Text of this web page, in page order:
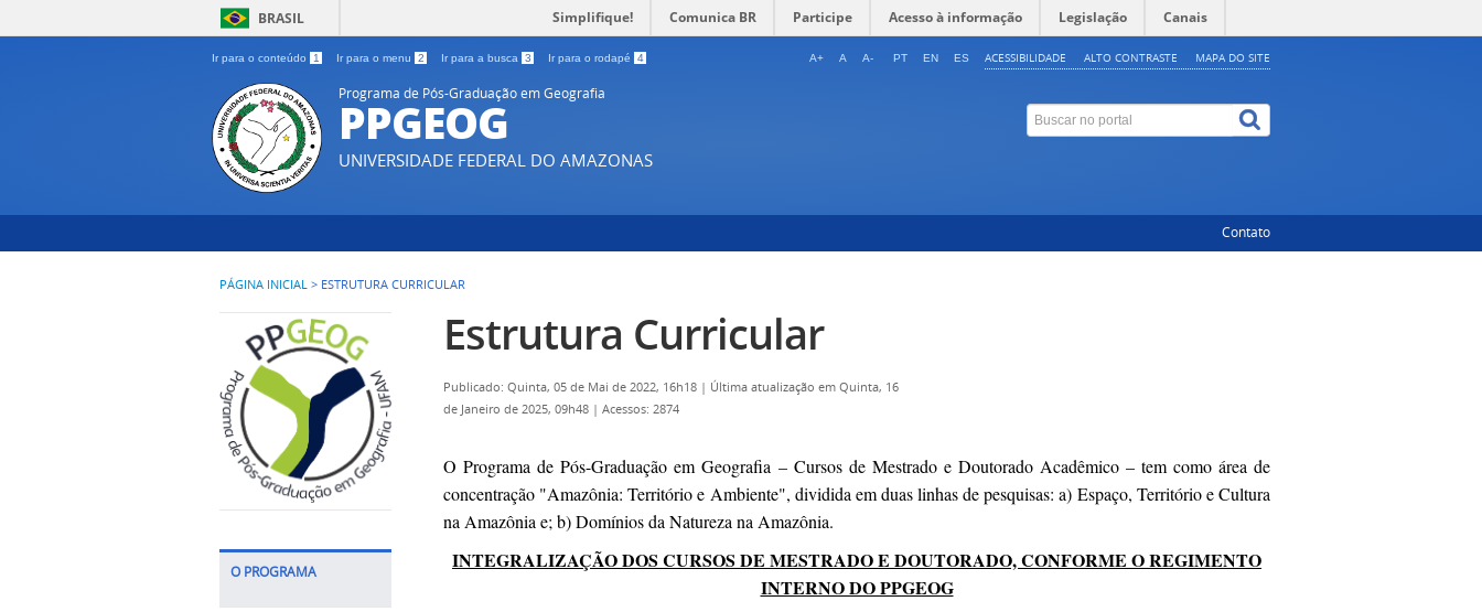
BRASIL Simplifique! Comunica BR Participe Acesso à informação Legislação Canais
Ir para o conteúdo 1 Ir para o menu 2 Ir para a busca 3 Ir para o rodapé 4 ACESSIBILIDADE ALTO CONTRASTE MAPA DO SITE
A+ A A- PT EN ES
Programa de Pós-Graduação em Geografia
PPGEOG
UNIVERSIDADE FEDERAL DO AMAZONAS
Contato
PÁGINA INICIAL > ESTRUTURA CURRICULAR
O PROGRAMA
Estrutura Curricular
Publicado: Quinta, 05 de Mai de 2022, 16h18 | Última atualização em Quinta, 16
de Janeiro de 2025, 09h48 | Acessos: 2874
O Programa de Pós-Graduação em Geografia – Cursos de Mestrado e Doutorado Acadêmico – tem como área de
concentração "Amazônia: Território e Ambiente", dividida em duas linhas de pesquisas: a) Espaço, Território e Cultura
na Amazônia e; b) Domínios da Natureza na Amazônia.
INTEGRALIZAÇÃO DOS CURSOS DE MESTRADO E DOUTORADO, CONFORME O REGIMENTO
INTERNO DO PPGEOG